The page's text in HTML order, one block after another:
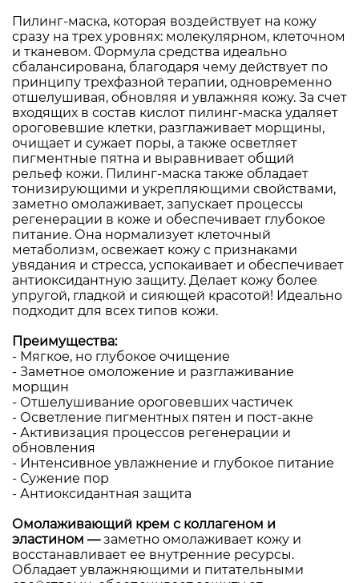
Пилинг-маска, которая воздействует на кожу
сразу на трех уровнях: молекулярном, клеточном
и тканевом. Формула средства идеально
сбалансирована, благодаря чему действует по
принципу трехфазной терапии, одновременно
отшелушивая, обновляя и увлажняя кожу. За счет
входящих в состав кислот пилинг-маска удаляет
ороговевшие клетки, разглаживает морщины,
очищает и сужает поры, а также осветляет
пигментные пятна и выравнивает общий
рельеф кожи. Пилинг-маска также обладает
тонизирующими и укрепляющими свойствами,
заметно омолаживает, запускает процессы
регенерации в коже и обеспечивает глубокое
питание. Она нормализует клеточный
метаболизм, освежает кожу с признаками
увядания и стресса, успокаивает и обеспечивает
антиоксидантную защиту. Делает кожу более
упругой, гладкой и сияющей красотой! Идеально
подходит для всех типов кожи.
Преимущества:
- Мягкое, но глубокое очищение
- Заметное омоложение и разглаживание
морщин
- Отшелушивание ороговевших частичек
- Осветление пигментных пятен и пост-акне
- Активизация процессов регенерации и
обновления
- Интенсивное увлажнение и глубокое питание
- Сужение пор
- Антиоксидантная защита
Омолаживающий крем с коллагеном и
эластином —заметно омолаживает кожу и
восстанавливает ее внутренние ресурсы.
Обладает увлажняющими и питательными